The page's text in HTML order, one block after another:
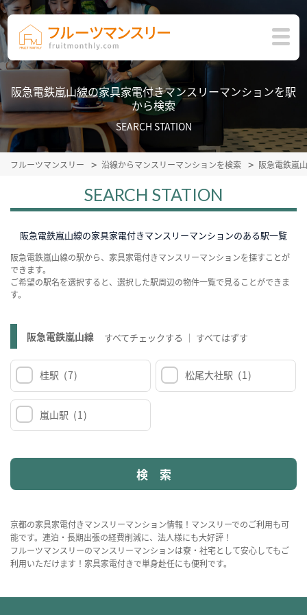
阪急電鉄嵐山線の家具家電付きマンスリーマンションを駅
から検索
SEARCH STATION
フルーツマンスリー 沿線からマンスリーマンションを検索 阪急電鉄嵐
SEARCH STATION
阪急電鉄嵐山線の家具家電付きマンスリーマンションのある駅一覧
阪急電鉄嵐山線の駅から、家具家電付きマンスリーマンションを探すことが
できます。
ご希望の駅名を選択すると、選択した駅周辺の物件一覧で見ることができま
す。
阪急電鉄嵐山線 すべてチェックする すべてはずす
桂駅 (7) 松尾大社駅 (1)
嵐山駅 (1)
京都の家具家電付きマンスリーマンション情報！マンスリーでのご利用も可
能です。連泊・長期出張の経費削減に、法人様にも大好評！
フルーツマンスリーのマンスリーマンションは寮・社宅として安心してもご
利用いただけます！家具家電付きで単身赴任にも便利です。